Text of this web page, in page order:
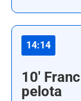
14:14
10'
pelota